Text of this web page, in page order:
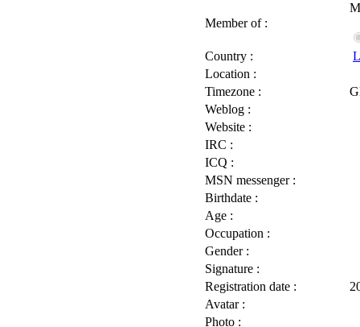
Member of :
Country :
Location :
Timezone :
Weblog :
Website :
IRC :
ICQ :
MSN messenger :
Birthdate :
Age :
Occupation :
Gender :
Signature :
Registration date :
Avatar :
Photo :